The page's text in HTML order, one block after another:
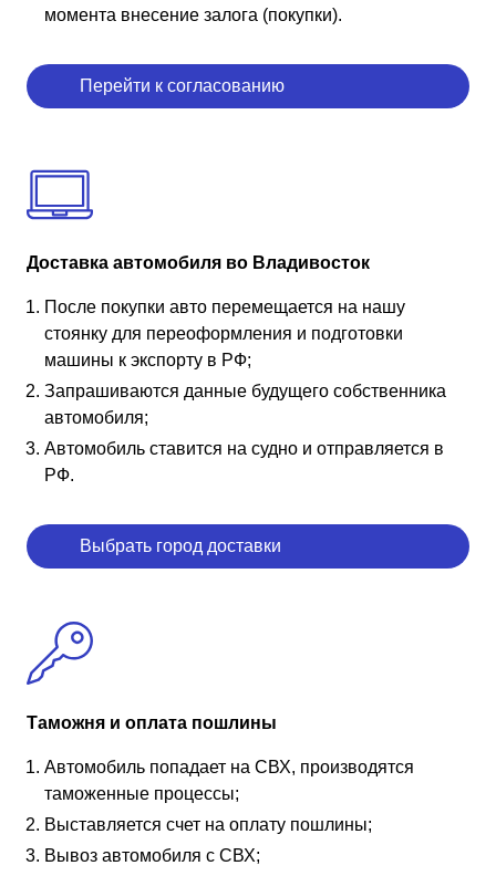
момента внесение залога (покупки).
Перейти к согласованию
Доставка автомобиля во Владивосток
После покупки авто перемещается на нашу
стоянку для переоформления и подготовки
машины к экспорту в РФ;
Запрашиваются данные будущего собственника
автомобиля;
Автомобиль ставится на судно и отправляется в
РФ.
Выбрать город доставки
Таможня и оплата пошлины
Автомобиль попадает на СВХ, производятся
таможенные процессы;
Выставляется счет на оплату пошлины;
Вывоз автомобиля с СВХ;